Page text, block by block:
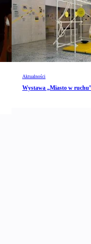
Aktualności
Wystawa „Miasto w